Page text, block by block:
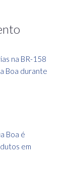
na BR-158
Boa durante
Boa é
em